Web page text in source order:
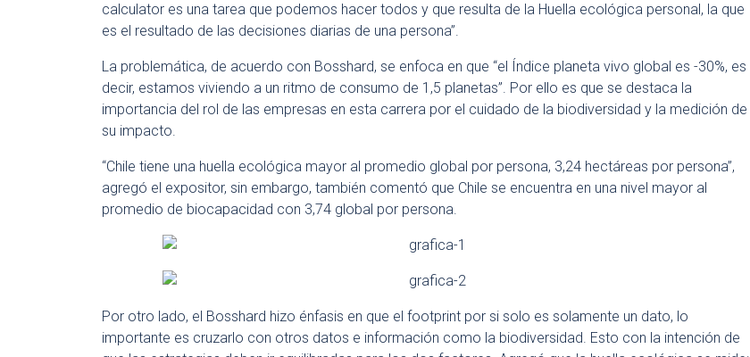
calculator es una tarea que podemos hacer todos y que resulta de la Huella ecológica personal, la que
es el resultado de las decisiones diarias de una persona”.
La problemática, de acuerdo con Bosshard, se enfoca en que “el Índice planeta vivo global es -30%, es
decir, estamos viviendo a un ritmo de consumo de 1,5 planetas”. Por ello es que se destaca la
importancia del rol de las empresas en esta carrera por el cuidado de la biodiversidad y la medición de
su impacto.
“Chile tiene una huella ecológica mayor al promedio global por persona, 3,24 hectáreas por persona”,
agregó el expositor, sin embargo, también comentó que Chile se encuentra en una nivel mayor al
promedio de biocapacidad con 3,74 global por persona.
Por otro lado, el Bosshard hizo énfasis en que el footprint por si solo es solamente un dato, lo
importante es cruzarlo con otros datos e información como la biodiversidad. Esto con la intención de